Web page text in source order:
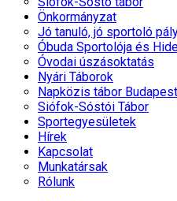
Önkormányzat
Jó tanuló, jó sportoló
Óbuda Sportolója és
Óvodai úszásoktatás
Nyári Táborok
Napközis tábor
Siófok-Sóstói Tábor
Sportegyesületek
Hírek
Kapcsolat
Munkatársak
Rólunk